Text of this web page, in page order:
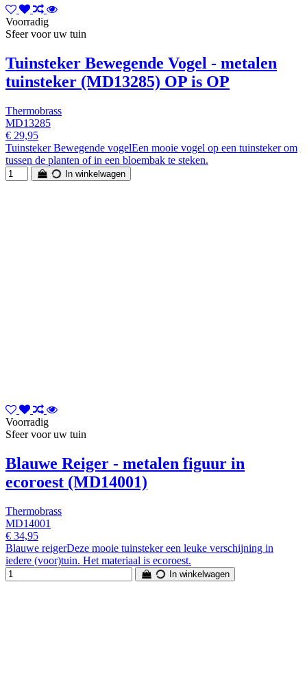
Voorradig
Sfeer voor uw tuin
Tuinsteker Bewegende Vogel - metalen
tuinsteker (MD13285) OP is OP
Thermobrass
MD13285
€ 29,95
Tuinsteker Bewegende vogelEen mooie vogel op een tuinsteker om
tussen de planten of in een bloembak te steken.
In winkelwagen
Voorradig
Sfeer voor uw tuin
Blauwe Reiger - metalen figuur in
ecoroest (MD14001)
Thermobrass
MD14001
€ 34,95
Blauwe reigerDeze mooie tuinsteker een leuke verschijning in
iedere (voor)tuin. Het materiaal is ecoroest.
In winkelwagen